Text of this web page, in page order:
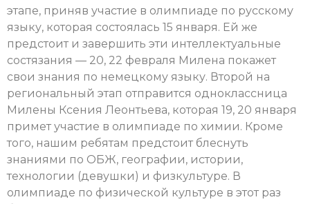
этапе, приняв участие в олимпиаде по русскому
языку, которая состоялась 15 января. Ей же
предстоит и завершить эти интеллектуальные
состязания — 20, 22 февраля Милена покажет
свои знания по немецкому языку. Второй на
региональный этап отправится одноклассница
Милены Ксения Леонтьева, которая 19, 20 января
примет участие в олимпиаде по химии. Кроме
того, нашим ребятам предстоит блеснуть
знаниями по ОБЖ, географии, истории,
технологии (девушки) и физкультуре. В
олимпиаде по физической культуре в этот раз